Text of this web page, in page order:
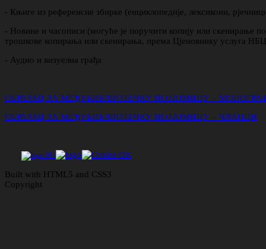
- Књиге из референсне збирке (енциклопедије, лексикони,
- Новине и часописи (могуће је поручити копију или скенирање
трошкове копирања или скенирања, према Цјеновнику услуга
- Аудио и визуелна грађа
ОБРАЗАЦ ЗА МЕЂУБИБЛИОТЕЧКУ ПОЗАЈМИЦУ –
ОБРАЗАЦ ЗА МЕЂУБИБЛИОТЕЧКУ ПОЗАЈМИЦУ – ЧЛАНЦИ
Built with HTML5 and CSS3
Copyright